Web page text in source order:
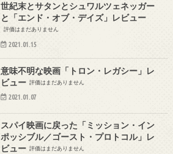
世紀末とサタンとシュワルツェネッガー
と「エンド・オブ・デイズ」レビュー
評価はまだありません
2021.01.15
意味不明な映画「トロン・レガシー」レ
ビュー 評価はまだありません
2021.01.07
スパイ映画に戻った「ミッション・イン
ポッシブル／ゴースト・プロトコル」レ
ビュー 評価はまだありません